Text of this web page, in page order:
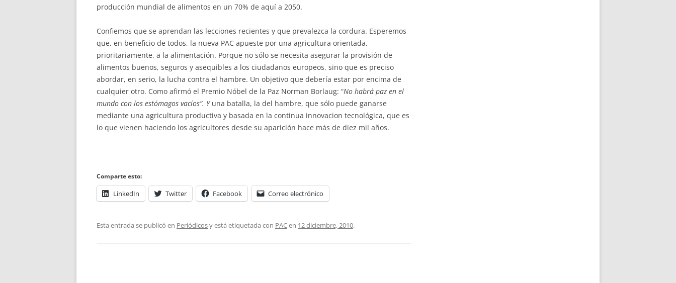
producción mundial de alimentos en un 70% de aquí a 2050.
Confiemos que se aprendan las lecciones recientes y que prevalezca la cordura. Esperemos
que, en beneficio de todos, la nueva PAC apueste por una agricultura orientada,
prioritariamente, a la alimentación. Porque no sólo se necesita asegurar la provisión de
alimentos buenos, seguros y asequibles a los ciudadanos europeos, sino que es preciso
abordar, en serio, la lucha contra el hambre. Un objetivo que debería estar por encima de
cualquier otro. Como afirmó el Premio Nóbel de la Paz Norman Borlaug: “No habrá paz en el
mundo con los estómagos vacíos”. Yuna batalla, la del hambre, que sólo puede ganarse
mediante una agricultura productiva y basada en la continua innovacion tecnológica, que es
lo que vienen haciendo los agricultores desde su aparición hace más de diez mil años.
Comparte esto:
LinkedIn Twitter Facebook Correo electrónico
Esta entrada se publicó en Periódicosy está etiquetada con PACen 12 diciembre, 2010.